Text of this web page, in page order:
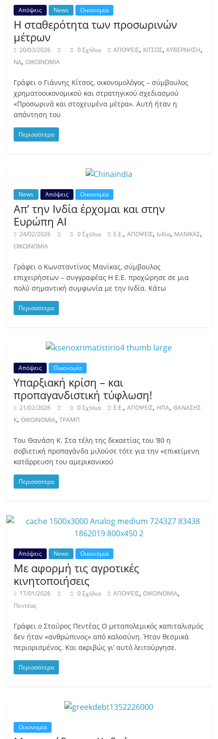
Απόψεις News Οικονομία
Η σταθερότητα των προσωρινών
μέτρων
20/03/2026 0 Σχόλια ΑΠΟΨΕΙΣ, ΚΙΤΣΟΣ, ΚΥΒΕΡΝΗΣΗ,
ΝΔ,ΟΙΚΟΙΝΟΜΙΑ
Γράφει ο Γιάννης Κίτσος, οικονομολόγος – σύμβουλος
χρηματοοικονομικού και στρατηγικού σχεδιασμού
«Προσωρινά και στοχευμένα μέτρα». Αυτή ήταν η
απάντηση του
Περισσότερα
News Απόψεις Οικονομία
Απ’ την Ινδία έρχομαι και στην
Ευρώπη ΑΙ
24/02/2026 0 Σχόλια E.E.,ΑΠΟΨΕΙΣ, Ινδία, ΜΑΝΙΚΑΣ,
ΟΙΚΟΙΝΟΜΙΑ
Γράφει ο Κωνσταντίνος Μανίκας, σύμβουλος
επιχειρήσεων – συγγραφέας Η Ε.Ε. προχώρησε σε μια
πολύ σημαντική συμφωνία με την Ινδία. Κάτω
Περισσότερα
Απόψεις Οικονομία
Υπαρξιακή κρίση – και
προπαγανδιστική τύφλωση!
21/02/2026 0 Σχόλια E.E.,ΑΠΟΨΕΙΣ, ΗΠΑ,ΘΑΝΑΣΗΣ
Κ,ΟΙΚΟΙΝΟΜΙΑ,ΤΡΑΜΠ
Του Θανάση Κ. Στα τέλη της δεκαετίας του ’80 η
σοβιετική προπαγάνδα μιλούσε τότε για την «επικείμενη
κατάρρευση του αμερικανικού
Περισσότερα
Απόψεις News Οικονομία
Με αφορμή τις αγροτικές
κινητοποιήσεις
17/01/2026 0 Σχόλια ΑΠΟΨΕΙΣ,ΟΙΚΟΙΝΟΜΙΑ,
Πεντέας
Γράφει ο Σταύρος Πεντέας Ο μεταπολεμικός καπιταλισμός
δεν ήταν «ανθρώπινος» από καλοσύνη. Ήταν θεσμικά
περιορισμένος. Και ακριβώς γι’ αυτό λειτούργησε.
Περισσότερα
Οικονομία